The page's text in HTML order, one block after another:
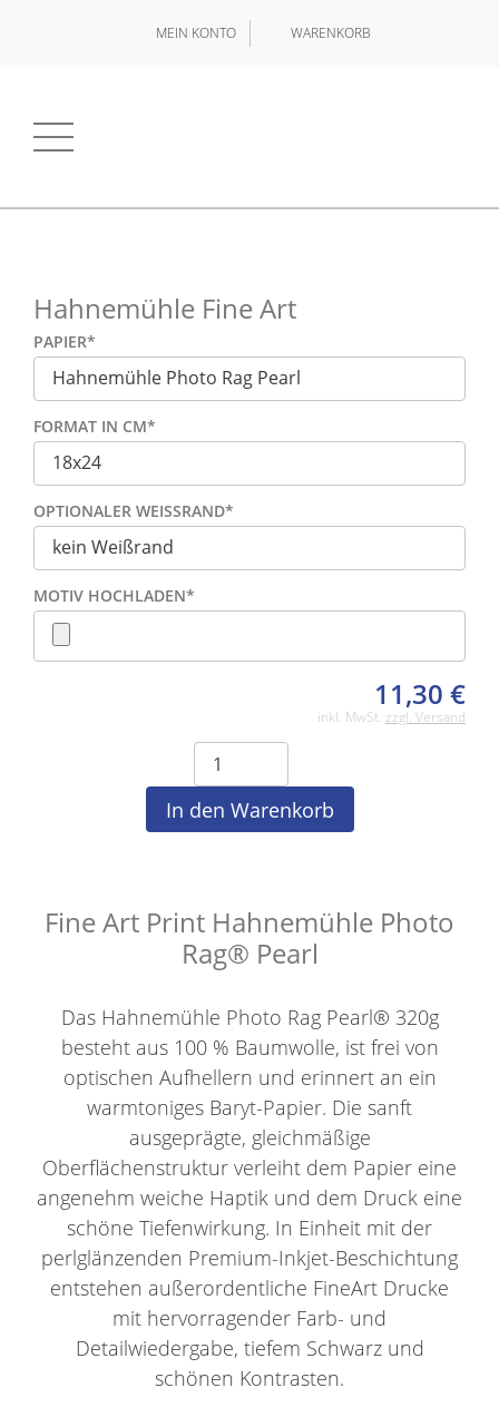
MEIN KONTO WARENKORB
Hahnemühle Fine Art
PAPIER*
FORMAT IN CM*
OPTIONALER WEISSRAND *
MOTIV HOCHLADEN*
11,30 €
inkl. MwSt. zzgl. Versand
Fine Art Print Hahnemühle Photo
Rag® Pearl
Das Hahnemühle Photo Rag Pearl® 320g
besteht aus 100 % Baumwolle, ist frei von
optischen Aufhellern und erinnert an ein
warmtoniges Baryt-Papier. Die sanft
ausgeprägte, gleichmäßige
Oberflächenstruktur verleiht dem Papier eine
angenehm weiche Haptik und dem Druck eine
schöne Tiefenwirkung. In Einheit mit der
perlglänzenden Premium-Inkjet-Beschichtung
entstehen außerordentliche FineArt Drucke
mit hervorragender Farb- und
Detailwiedergabe, tiefem Schwarz und
schönen Kontrasten.